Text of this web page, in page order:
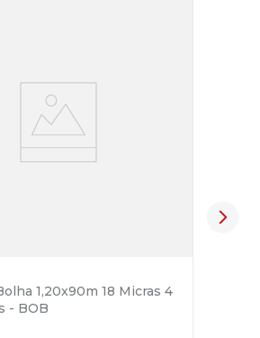
1,20x90m 18 Micras 4
- BOB